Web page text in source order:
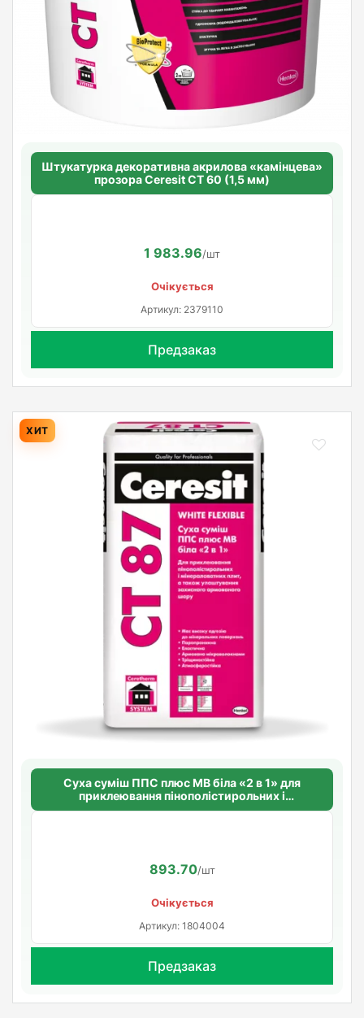
Штукатурка декоративна акрилова «камінцева»
прозора Ceresit CT 60 (1,5 мм)
1 983.96/шт
Очікується
Артикул: 2379110
Предзаказ
ХИТ
Суха суміш ППС плюс МВ біла «2 в 1» для
приклеювання пінополістирольних і
мінераловатних плит CERESIT CT 87 WHITE
893.70/шт
Очікується
Артикул: 1804004
Предзаказ